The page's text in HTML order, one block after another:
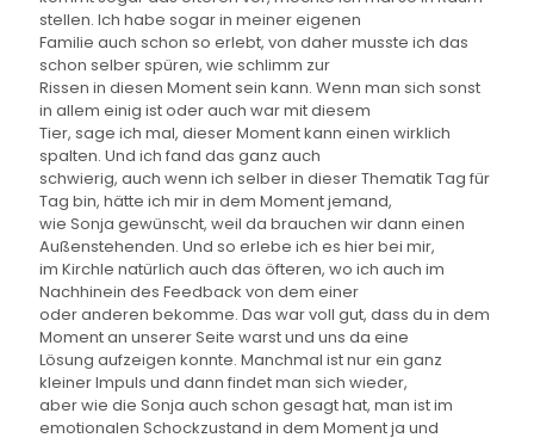
stellen. Ich habe sogar in meiner eigenen
Familie auch schon so erlebt, von daher musste ich das
schon selber spüren, wie schlimm zur
Rissen in diesen Moment sein kann. Wenn man sich sonst
in allem einig ist oder auch war mit diesem
Tier, sage ich mal, dieser Moment kann einen wirklich
spalten. Und ich fand das ganz auch
schwierig, auch wenn ich selber in dieser Thematik Tag für
Tag bin, hätte ich mir in dem Moment jemand,
wie Sonja gewünscht, weil da brauchen wir dann einen
Außenstehenden. Und so erlebe ich es hier bei mir,
im Kirchle natürlich auch das öfteren, wo ich auch im
Nachhinein des Feedback von dem einer
oder anderen bekomme. Das war voll gut, dass du in dem
Moment an unserer Seite warst und uns da eine
Lösung aufzeigen konnte. Manchmal ist nur ein ganz
kleiner Impuls und dann findet man sich wieder,
aber wie die Sonja auch schon gesagt hat, man ist im
emotionalen Schockzustand in dem Moment ja und